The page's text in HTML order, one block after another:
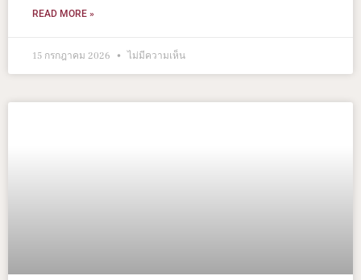
READ MORE »
15 กรกฎาคม 2026 ไม่มีความเห็น